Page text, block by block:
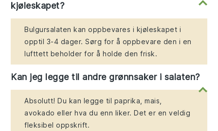
kjøleskapet?
Bulgursalaten kan oppbevares i kjøleskapet i
opptil 3-4 dager. Sørg for å oppbevare den i en
lufttett beholder for å holde den frisk.
Kan jeg legge til andre grønnsaker i salaten?
Absolutt! Du kan legge til paprika, mais,
avokado eller hva du enn liker. Det er en veldig
fleksibel oppskrift.